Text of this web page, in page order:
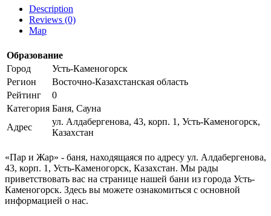
Description
Reviews (0)
Map
Образование
Город
Усть-Каменогорск
Регион
Восточно-Казахстанская область
Рейтинг
0
Категория Баня, Сауна
Адрес
ул. Алдабергенова, 43, корп. 1, Усть-Каменогорск,
Казахстан
«Пар и Жар» - баня, находящаяся по адресу ул. Алдабергенова,
43, корп. 1, Усть-Каменогорск, Казахстан. Мы рады
приветствовать вас на странице нашей бани из города Усть-
Каменогорск. Здесь вы можете ознакомиться с основной
информацией о нас.